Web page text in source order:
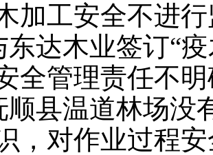
加工安全不进
东达木业签订“
全管理责任不
顺县温道林场没
，对作业过程